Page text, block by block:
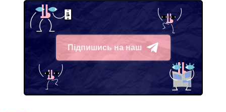
Підпишись на наш
Telegram